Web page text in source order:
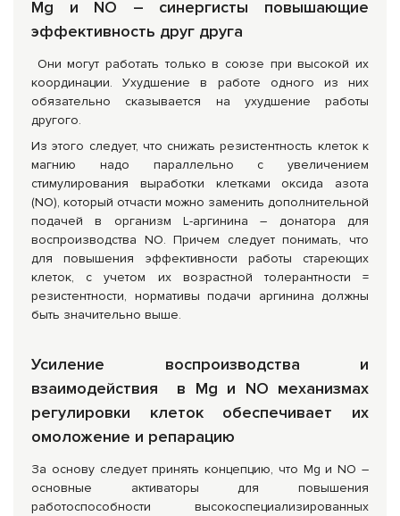
Mg и NO – синергисты повышающие
эффективность друг друга
Они могут работать только в союзе при высокой их
координации. Ухудшение в работе одного из них
обязательно сказывается на ухудшение работы
другого.
Из этого следует, что снижать резистентность клеток к
магнию надо параллельно с увеличением
стимулирования выработки клетками оксида азота
(NO), который отчасти можно заменить дополнительной
подачей в организм L-аргинина – донатора для
воспроизводства NO. Причем следует понимать, что
для повышения эффективности работы стареющих
клеток, с учетом их возрастной толерантности =
резистентности, нормативы подачи аргинина должны
быть значительно выше.
Усиление воспроизводства и
взаимодействия в Mg и NO механизмах
регулировки клеток обеспечивает их
омоложение и репарацию
За основу следует принять концепцию, что Mg и NO –
основные активаторы для повышения
работоспособности высокоспециализированных